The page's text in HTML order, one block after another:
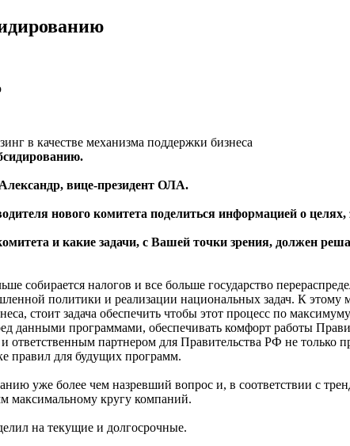
в качестве механизма поддержки бизнеса
вице-президент ОЛА.
нового комитета поделиться информацией о
и какие задачи, с Вашей точки зрения, должен
собирается налогов и все больше государство
политики и реализации национальных задач. К этому
стоит задача обеспечить чтобы этот процесс по
данными программами, обеспечивать комфорт работы
ответственным партнером для Правительства РФ не
правил для будущих программ.
уже более чем назревший вопрос и, в соответствии с
максимальному кругу компаний.
на текущие и долгосрочные.